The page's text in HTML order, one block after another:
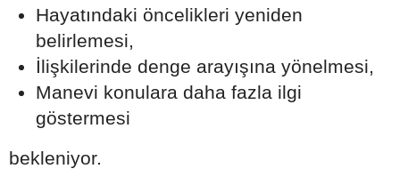
Hayatındaki öncelikleri yeniden
belirlemesi,
İlişkilerinde denge arayışına yönelmesi,
Manevi konulara daha fazla ilgi
göstermesi
bekleniyor.